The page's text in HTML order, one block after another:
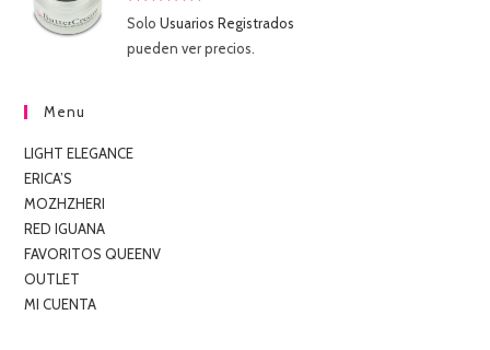
Valorado
5
SoloUsuarios Registrados
pueden ver precios.
Menu
LIGHT ELEGANCE
ERICA’S
MOZHZHERI
RED IGUANA
FAVORITOS QUEENV
OUTLET
MI CUENTA